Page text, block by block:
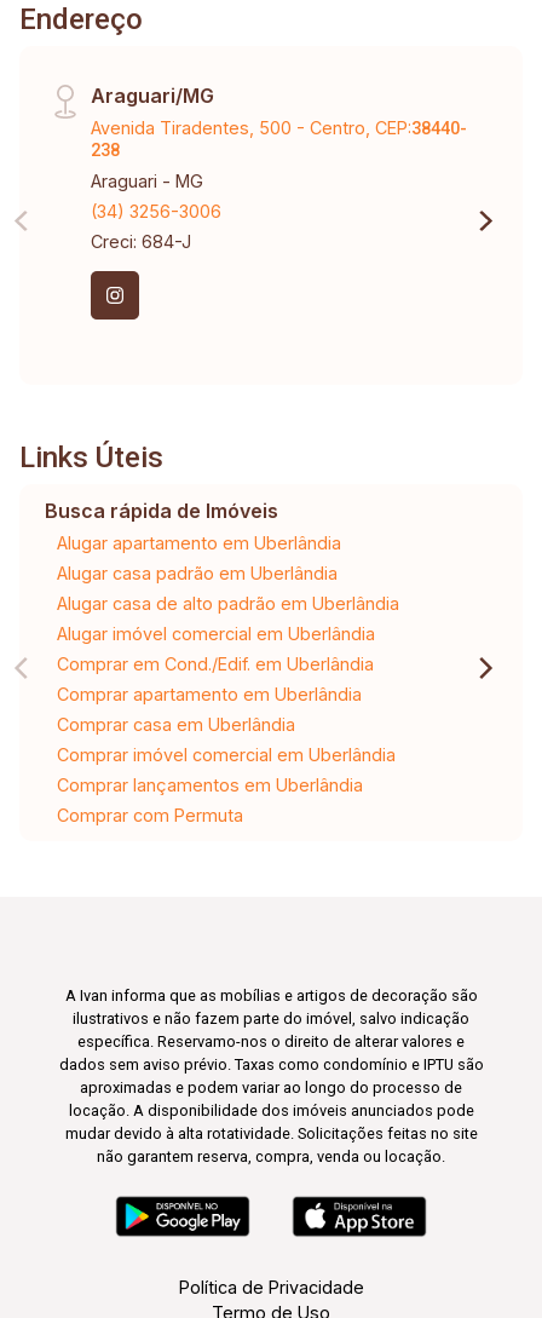
Endereço
Araguari/MG
Avenida Tiradentes, 500 - Centro, CEP:38440-
238
Araguari - MG
(34) 3256-3006
Creci: 684-J
Links Úteis
Busca rápida de Imóveis
Alugar apartamento em Uberlândia
Alugar casa padrão em Uberlândia
Alugar casa de alto padrão em Uberlândia
Alugar imóvel comercial em Uberlândia
Comprar em Cond./Edif. em Uberlândia
Comprar apartamento em Uberlândia
Comprar casa em Uberlândia
Comprar imóvel comercial em Uberlândia
Comprar lançamentos em Uberlândia
Comprar com Permuta
A Ivan informa que as mobílias e artigos de decoração são
ilustrativos e não fazem parte do imóvel, salvo indicação
específica. Reservamo-nos o direito de alterar valores e
dados sem aviso prévio. Taxas como condomínio e IPTU são
aproximadas e podem variar ao longo do processo de
locação. A disponibilidade dos imóveis anunciados pode
mudar devido à alta rotatividade. Solicitações feitas no site
não garantem reserva, compra, venda ou locação.
Política de Privacidade
Termo de Uso